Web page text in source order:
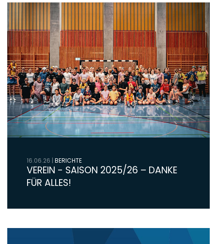
16.06.26 | BERICHTE
VEREIN - SAISON 2025/26 – DANKE
FÜR ALLES!